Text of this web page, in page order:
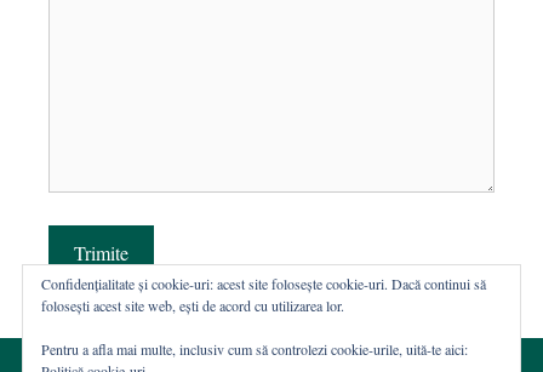
Trimite
Confidențialitate și cookie-uri: acest site folosește cookie-uri. Dacă continui să
folosești acest site web, ești de acord cu utilizarea lor.
Pentru a afla mai multe, inclusiv cum să controlezi cookie-urile, uită-te aici: